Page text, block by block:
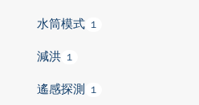
水筒模式 1
減洪 1
遙感探測 1